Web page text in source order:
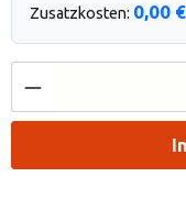
Zusatzkosten: 0,00 €
Produkt